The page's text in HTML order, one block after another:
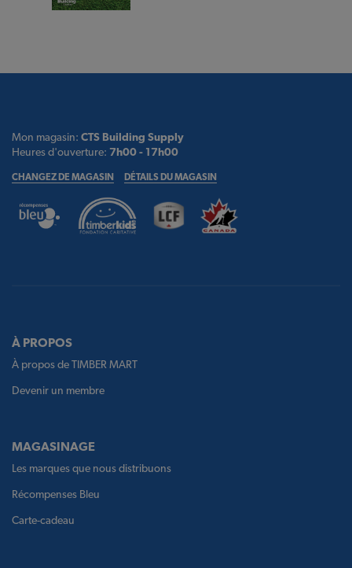
Mon magasin: CTS Building Supply
Heures d'ouverture: 7h00 - 17h00
CHANGEZ DE MAGASIN DÉTAILS DU MAGASIN
À PROPOS
À propos de TIMBER MART
Devenir un membre
MAGASINAGE
Les marques que nous distribuons
Récompenses Bleu
Carte-cadeau